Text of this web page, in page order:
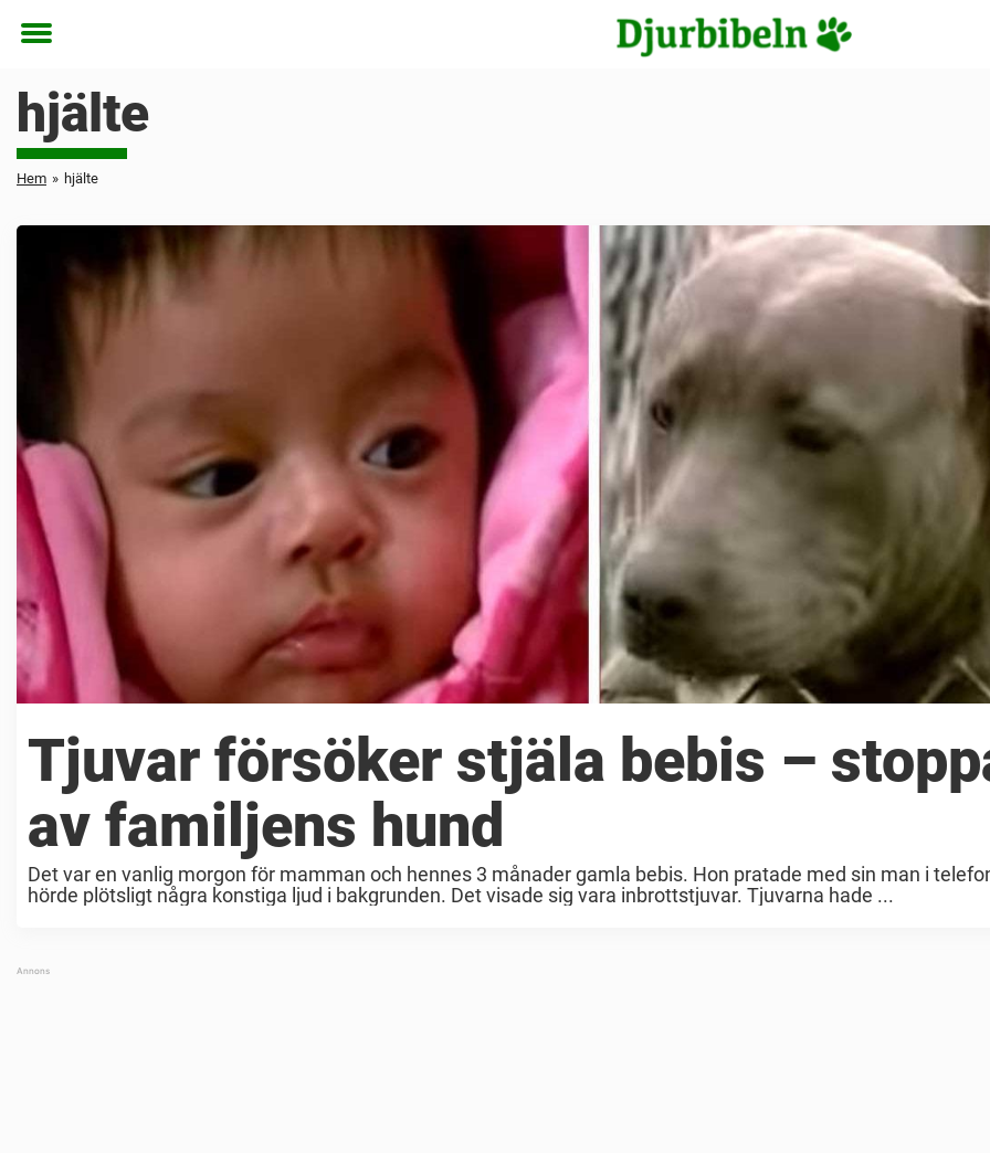
Toggle
hjälte
Hem » hjälte
Tjuvar försöker stjäla bebis –
av familjens hund
Det var en vanlig morgon för mamman och hennes 3 månader gamla bebis. Hon pratade med sin man i
hörde plötsligt några konstiga ljud i bakgrunden. Det visade sig vara inbrottstjuvar. Tjuvarna hade ...